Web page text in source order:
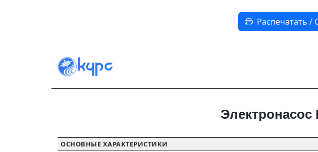
Распечатать /
ОСНОВНЫЕ ХАРАКТЕРИСТИКИ